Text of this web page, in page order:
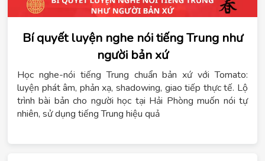
Bí quyết luyện nghe nói tiếng Trung như
người bản xứ
Học nghe-nói tiếng Trung chuẩn bản xứ với Tomato:
luyện phát âm, phản xạ, shadowing, giao tiếp thực tế. Lộ
trình bài bản cho người học tại Hải Phòng muốn nói tự
nhiên, sử dụng tiếng Trung hiệu quả